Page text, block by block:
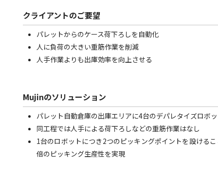
クライアントのご要望
パレットからのケース荷下ろしを自動化
人に負荷の大きい重筋作業を削減
人手作業よりも出庫効率を向上させる
Mujinのソリューション
パレット自動倉庫の出庫エリアに4台のデパレタイズロボ
同工程では人手による荷下ろしなどの重筋作業はなし
1台のロボットにつき2つのピッキングポイントを設ける
倍のピッキング生産性を実現